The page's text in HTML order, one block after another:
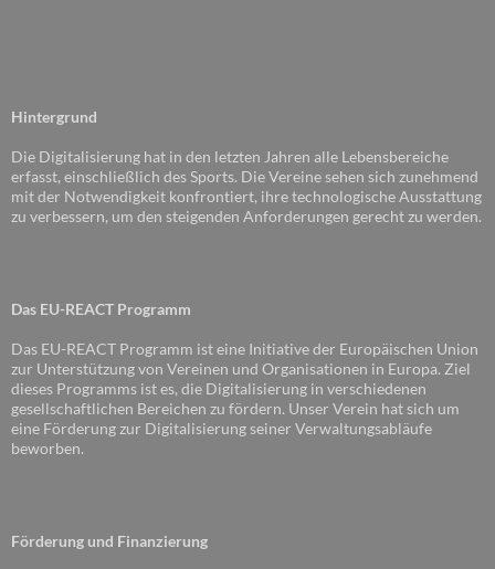
Hintergrund
Die Digitalisierung hat in den letzten Jahren alle Lebensbereiche
erfasst, einschließlich des Sports. Die Vereine sehen sich zunehmend
mit der Notwendigkeit konfrontiert, ihre technologische Ausstattung
zu verbessern, um den steigenden Anforderungen gerecht zu werden.
Das EU-REACT Programm
Das EU-REACT Programm ist eine Initiative der Europäischen Union
zur Unterstützung von Vereinen und Organisationen in Europa. Ziel
dieses Programms ist es, die Digitalisierung in verschiedenen
gesellschaftlichen Bereichen zu fördern. Unser Verein hat sich um
eine Förderung zur Digitalisierung seiner Verwaltungsabläufe
beworben.
Förderung und Finanzierung